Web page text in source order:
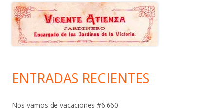
ENTRADAS RECIENTES
Nos vamos de vacaciones #6.660